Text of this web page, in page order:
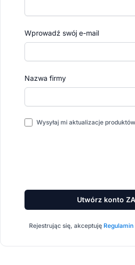
Wprowadź swój e-mail
Nazwa firmy
Wysyłaj mi aktualizacje
Utwórz konto ZA
Rejestrując się, akceptuję Regulamin